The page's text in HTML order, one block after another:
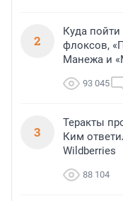
2
Куда
флоксов,
Манежа и
93 045
3
Теракты
Ким
Wildberries
88 104